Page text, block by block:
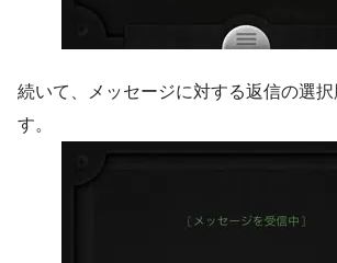
続いて、メッセージに対する返信の選択
す。